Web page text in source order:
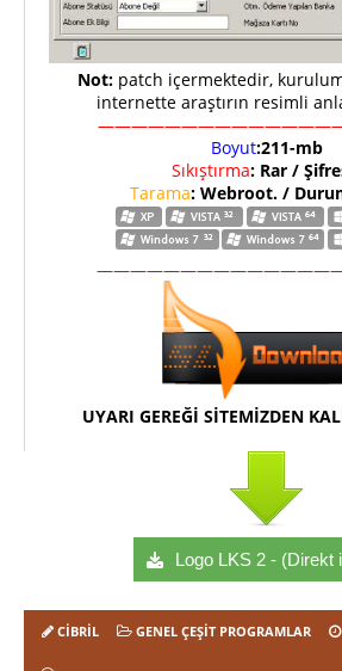
Not:patch içermektedir,
internette araştırın resimli
Boyut:211-mb
Sıkıştırma: Rar /
Tarama: Webroot. /
UYARI GEREĞİ SİTEMİZDEN
Logo LKS 2 - (Direkt
CIBRIL GENEL ÇEŞIT PROGRAMLAR